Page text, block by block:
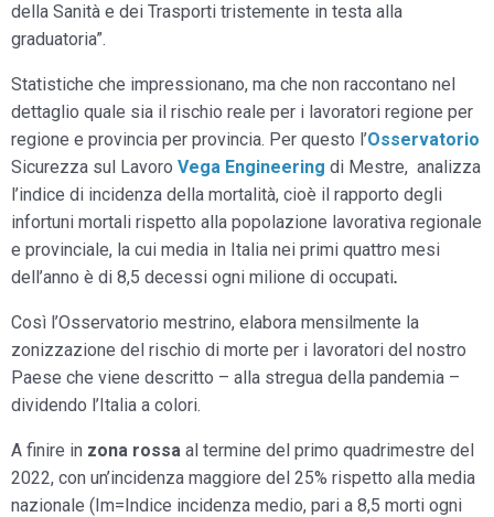
della Sanità e dei Trasporti tristemente in testa alla
graduatoria”.
Statistiche che impressionano, ma che non raccontano nel
dettaglio quale sia il rischio reale per i lavoratori regione per
regione e provincia per provincia. Per questo l’Osservatorio
Sicurezza sul Lavoro Vega Engineering di Mestre, analizza
l’indice di incidenza della mortalità, cioè il rapporto degli
infortuni mortali rispetto alla popolazione lavorativa regionale
e provinciale, la cui media in Italia nei primi quattro mesi
dell’anno è di 8,5 decessi ogni milione di occupati.
Così l’Osservatorio mestrino, elabora mensilmente la
zonizzazione del rischio di morte per i lavoratori del nostro
Paese che viene descritto – alla stregua della pandemia –
dividendo l’Italia a colori.
A finire in zona rossa al termine del primo quadrimestre del
2022, con un’incidenza maggiore del 25% rispetto alla media
nazionale (Im=Indice incidenza medio, pari a 8,5 morti ogni